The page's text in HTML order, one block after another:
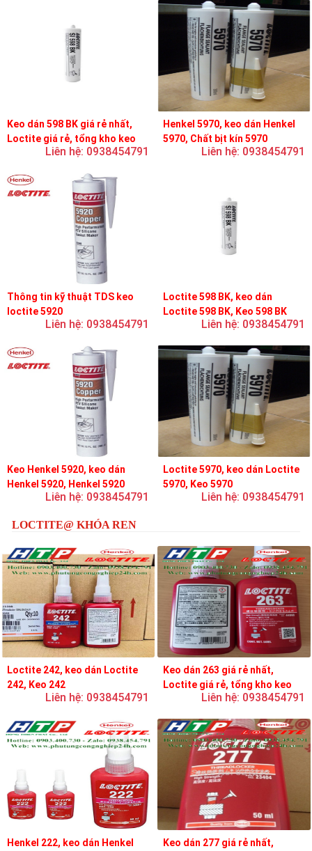
Keo dán 598 BK giá rẻ nhất,
Loctite giá rẻ, tổng kho keo
Liên hệ: 0938454791
Henkel 5970, keo dán Henkel
5970, Chất bịt kín 5970
Liên hệ: 0938454791
Thông tin kỹ thuật TDS keo
loctite 5920
Liên hệ: 0938454791
Loctite 598 BK, keo dán
Loctite 598 BK, Keo 598 BK
Liên hệ: 0938454791
Keo Henkel 5920, keo dán
Henkel 5920, Henkel 5920
Liên hệ: 0938454791
Loctite 5970, keo dán Loctite
5970, Keo 5970
Liên hệ: 0938454791
LOCTITE@ KHÓA REN
Loctite 242, keo dán Loctite
242, Keo 242
Liên hệ: 0938454791
Keo dán 263 giá rẻ nhất,
Loctite giá rẻ, tổng kho keo
Liên hệ: 0938454791
Henkel 222, keo dán Henkel
Keo dán 277 giá rẻ nhất,